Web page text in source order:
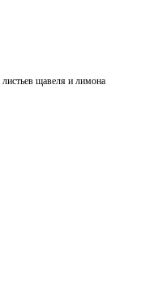
щавеля и лимона